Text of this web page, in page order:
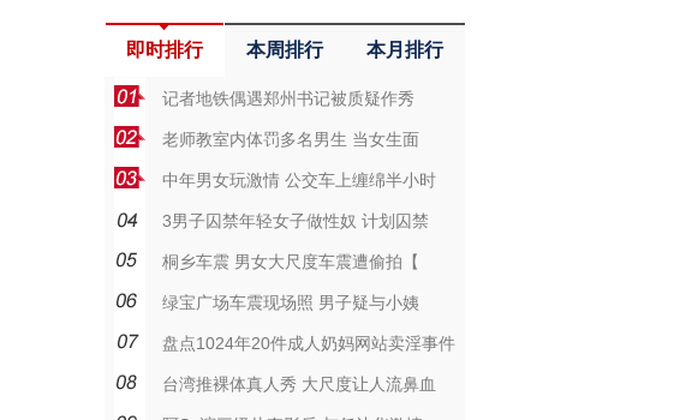
即时排行 本周排行 本月排行
记者地铁偶遇郑州书记被质疑作秀
老师教室内体罚多名男生 当女生面
中年男女玩激情 公交车上缠绵半小时
3男子囚禁年轻女子做性奴 计划囚禁
桐乡车震 男女大尺度车震遭偷拍【
绿宝广场车震现场照 男子疑与小姨
盘点1024年20件成人奶妈网站卖淫事件
台湾推裸体真人秀 大尺度让人流鼻血